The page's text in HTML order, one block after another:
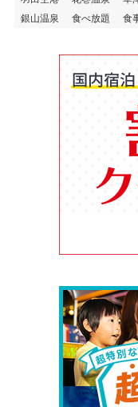
銀山温泉
食べ放題 食